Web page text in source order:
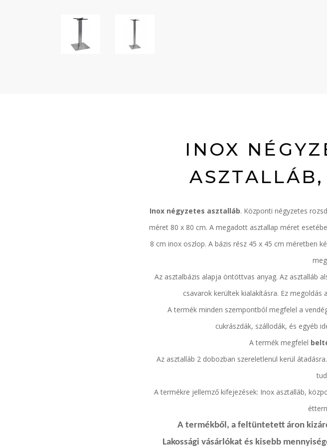
INOX
Inox négyzetes asztalláb. Központi négyzetes
méret 80 x 80 cm. A megadott asztallap méret
8 cm inox oszlop. A bázis rész 45 x 45 cm méretben
Az asztalbázis alapja öntöttvas anyag. Az asztalláb
csavarok kerültek kialakításra. Ez
A termék minden szempontból megfelel a
cukrászdák, szállodák, és egyéb
A termék megfelel
Az asztalláb 2 dobozban szereletlenül kerül
A termékre jellemző kifejezések: Inox asztalláb,
A termékből, a feltüntetett áron
Lakossági vásárlókat és kisebb